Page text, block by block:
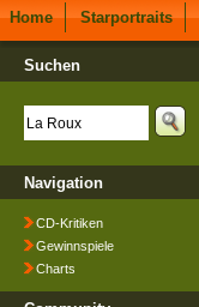
Home Starportraits
Suchen
Navigation
CD-Kritiken
Gewinnspiele
Charts